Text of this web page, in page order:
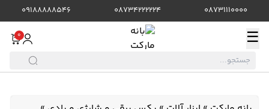
08731110000
08734222224
09188888546
☰
0